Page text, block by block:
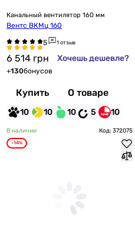
Канальный вентилятор 160 мм
Вентс ВКМц 160
1 отзыв
6 514 грн Хочешь дешевле?
+130бонусов
Купить О товаре
10 10 10 5 10
В наличии Код: 372075
-14%